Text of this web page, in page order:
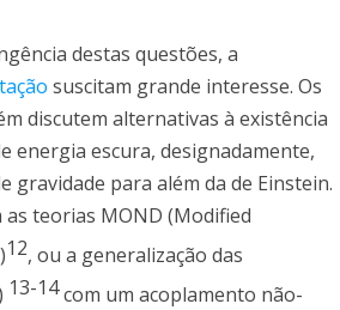
destas questões, a
suscitam grande interesse. Os
discutem alternativas à existência
energia escura, designadamente,
gravidade para além da de Einstein.
teorias MOND (Modified
12, ou a generalização das
13-14com um acoplamento não-